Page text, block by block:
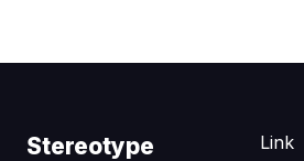
Stereotype Link